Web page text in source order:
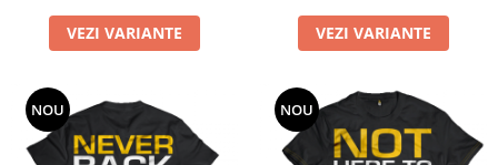
VEZI VARIANTE VEZI VARIANTE
NOU NOU